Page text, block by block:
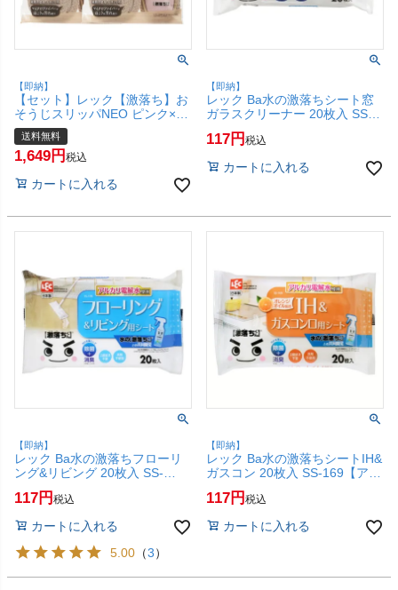
【即納】
【セット】レック【激落ち】お
そうじスリッパNEO ピンク×2
個 S-534【マイクロファイバー/
超極細繊維/拭き掃除/掃き掃除/
丸洗い可/激落ちくん/LEC】
set1)
送料無料
1,649 税込
カートに入れる
【即納】
レック Ba水の激落ちシート窓
ガラスクリーナー 20枚入 SS-
171【アルカリ電解水/LEC】
【SBT】 (6043458)
117 税込
カートに入れる
【即納】
レック Ba水の激落ちフローリ
ング&リビング 20枚入 SS-
170【アルカリ電解水/LEC】
【SBT】 (6043457)
117 税込
カートに入れる
5.00 （3）
【即納】
レック Ba水の激落ちシートIH&
ガスコン 20枚入 SS-169【アル
カリ電解水/LEC】【SBT】
(6043456)
117 税込
カートに入れる